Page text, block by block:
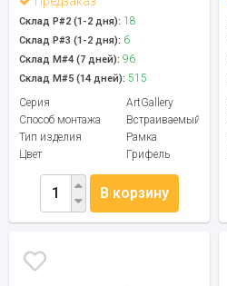
Склад Р#2 (1-2 дня): 18
Склад Р#3 (1-2 дня): 6
Склад М#4 (7 дней): 96
Склад М#5 (14 дней): 515
Серия
ArtGallery
Способ монтажа
Встраиваемый
Тип изделия
Рамка
Цвет
Грифель
В корзину